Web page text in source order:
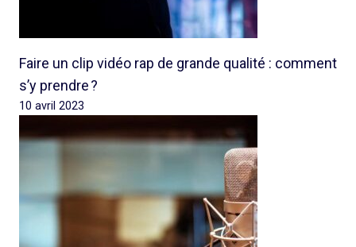
Faire un clip vidéo rap de grande qualité : comment
s’y prendre ?
10 avril 2023